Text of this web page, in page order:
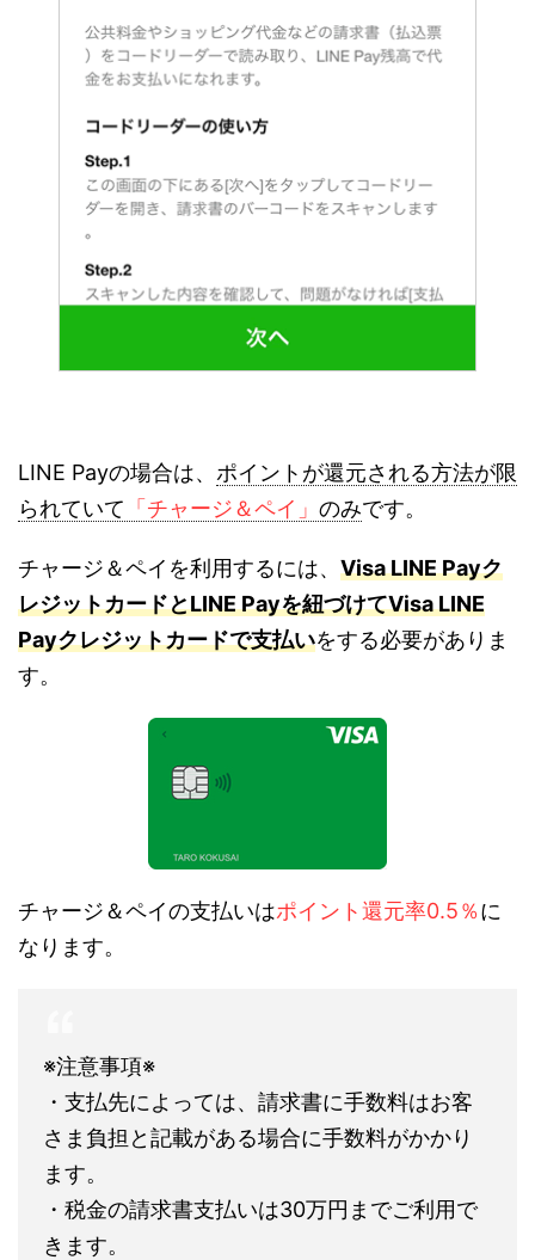
LINE Payの場合は、 ポイントが還元される方法が限
られていて 「チャージ＆ペイ」 のみです。
チャージ＆ペイを利用するには、 Visa LINE Payク
レジットカードとLINE Payを紐づけてVisa LINE
Payクレジットカードで支払いをする必要がありま
す。
チャージ＆ペイの支払いはポイント還元率0.5％に
なります。
※注意事項※
・支払先によっては、請求書に手数料はお客
さま負担と記載がある場合に手数料がかかり
ます。
・税金の請求書支払いは30万円までご利用で
きます。